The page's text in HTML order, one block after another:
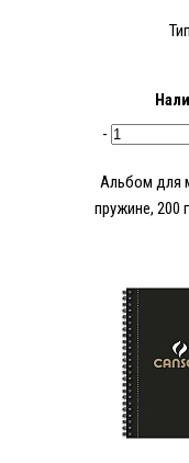
-
Альбом для
пружине, 200